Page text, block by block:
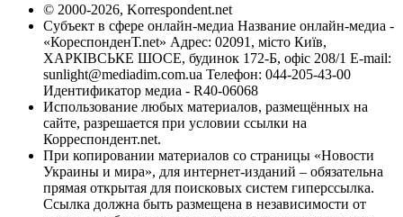
© 2000-2026, Korrespondent.net
Субъект в сфере онлайн-медиа Название онлайн-медиа -
«КореспонденТ.net» Адрес: 02091, місто Київ,
ХАРКІВСЬКЕ ШОСЕ, будинок 172-Б, офіс 208/1 E-mail:
sunlight@mediadim.com.ua Телефон: 044-205-43-00
Идентификатор медиа - R40-06068
Использование любых материалов, размещённых на
сайте, разрешается при условии ссылки на
Корреспондент.net.
При копировании материалов со страницы «Новости
Украины и мира», для интернет-изданий – обязательна
прямая открытая для поисковых систем гиперссылка.
Ссылка должна быть размещена в независимости от